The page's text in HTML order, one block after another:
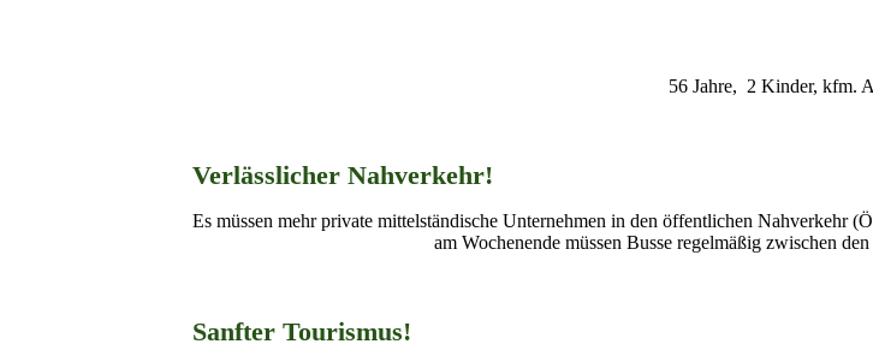
56 Jahre, 2 Kinder, kfm.
Verlässlicher Nahverkehr!
Es müssen mehr private mittelständische Unternehmen in den öffentlichen Nahverkehr
am Wochenende müssen Busse regelmäßig zwischen
Sanfter Tourismus!